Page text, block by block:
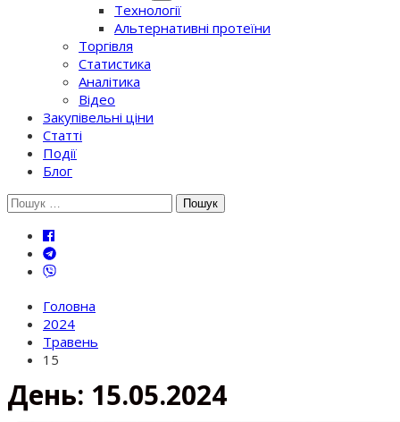
Технології
Альтернативні протеїни
Торгівля
Статистика
Аналітика
Відео
Закупівельні ціни
Статті
Події
Блог
Шукати:
Головна
2024
Травень
15
День: 15.05.2024